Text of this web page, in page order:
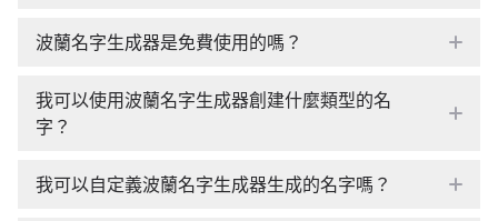
波蘭名字生成器是免費使用的嗎？
我可以使用波蘭名字生成器創建什麼類型的名
字？
我可以自定義波蘭名字生成器生成的名字嗎？